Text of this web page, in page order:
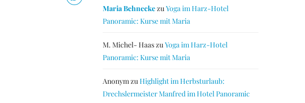
Maria BehneckezuYoga im Harz-Hotel
Panoramic: Kurse mit Maria
M. Michel- HaaszuYoga im Harz-Hotel
Panoramic: Kurse mit Maria
AnonymzuHighlight im Herbsturlaub:
Drechslermeister Manfred im Hotel Panoramic